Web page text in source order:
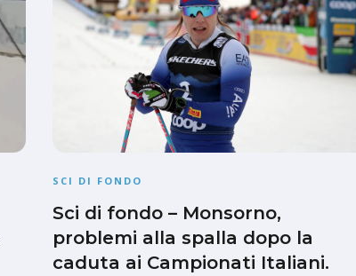
SCI DI FONDO
Sci di fondo – Monsorno,
problemi alla spalla dopo la
caduta ai Campionati Italiani.